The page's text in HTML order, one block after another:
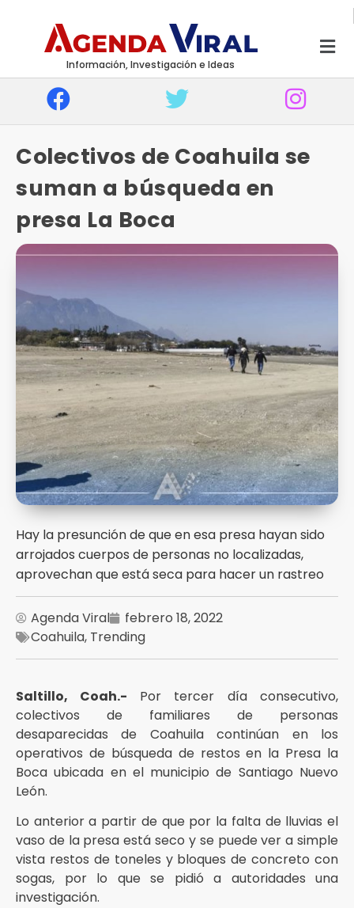
Información, Investigación e Ideas
Colectivos de Coahuila se
suman a búsqueda en
presa La Boca
Hay la presunción de que en esa presa hayan sido
arrojados cuerpos de personas no localizadas,
aprovechan que está seca para hacer un rastreo
Agenda Viral
febrero 18, 2022
Coahuila, Trending
Saltillo, Coah.- Por tercer día consecutivo,
colectivos de familiares de personas
desaparecidas de Coahuila continúan en los
operativos de búsqueda de restos en la Presa la
Boca ubicada en el municipio de Santiago Nuevo
León.
Lo anterior a partir de que por la falta de lluvias el
vaso de la presa está seco y se puede ver a simple
vista restos de toneles y bloques de concreto con
sogas, por lo que se pidió a autoridades una
investigación.